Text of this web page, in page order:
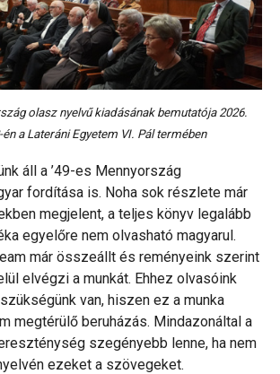
olasz nyelvű kiadásának bemutatója 2026.
a Lateráni Egyetem VI. Pál termében
áll a ’49-es Mennyország
fordítása is. Noha sok részlete már
megjelent, a teljes könyv legalább
egyelőre nem olvasható magyarul.
már összeállt és reményeink szerint
elvégzi a munkát. Ehhez olvasóink
van, hiszen ez a munka
megtérülő beruházás. Mindazonáltal a
szegényebb lenne, ha nem
ezeket a szövegeket.